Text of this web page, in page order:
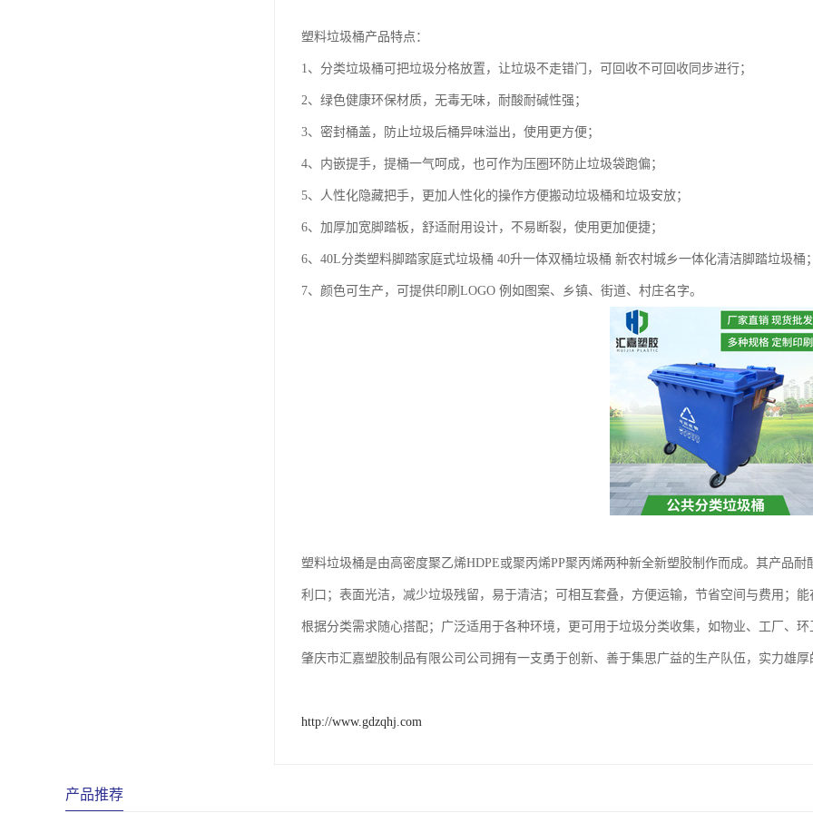
塑料垃圾桶产品特点：
1、分类垃圾桶可把垃圾分格放置，让垃圾不走错门，可回收不可回收同步进行；
2、绿色健康环保材质，无毒无味，耐酸耐碱性强；
3、密封桶盖，防止垃圾后桶异味溢出，使用更方便；
4、内嵌提手，提桶一气呵成，也可作为压圈环防止垃圾袋跑偏；
5、人性化隐藏把手，更加人性化的操作方便搬动垃圾桶和垃圾安放；
6、加厚加宽脚踏板，舒适耐用设计，不易断裂，使用更加便捷；
6、40L分类塑料脚踏家庭式垃圾桶 40升一体双桶垃圾桶 新农村城乡一体化清洁脚踏垃圾桶
7、颜色可生产，可提供印刷LOGO 例如图案、乡镇、街道、村庄名字。
塑料垃圾桶是由高密度聚乙烯HDPE或聚丙烯PP聚丙烯两种新全新塑胶制作而成。其产品
利口；表面光洁，减少垃圾残留，易于清洁；可相互套叠，方便运输，节省空间与费用；
根据分类需求随心搭配；广泛适用于各种环境，更可用于垃圾分类收集，如物业、工厂、环
肇庆市汇嘉塑胶制品有限公司公司拥有一支勇于创新、善于集思广益的生产队伍，实力雄
http://www.gdzqhj.com
产品推荐